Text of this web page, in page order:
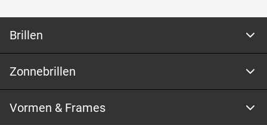
Brillen
Zonnebrillen
Vormen & Frames